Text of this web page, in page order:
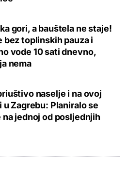
gori, a bauštela ne staje!
bez toplinskih pauza i
vode 10 sati dnevno,
nema
naselje i na ovoj
u Zagrebu: Planiralo se
na jednoj od posljednjih